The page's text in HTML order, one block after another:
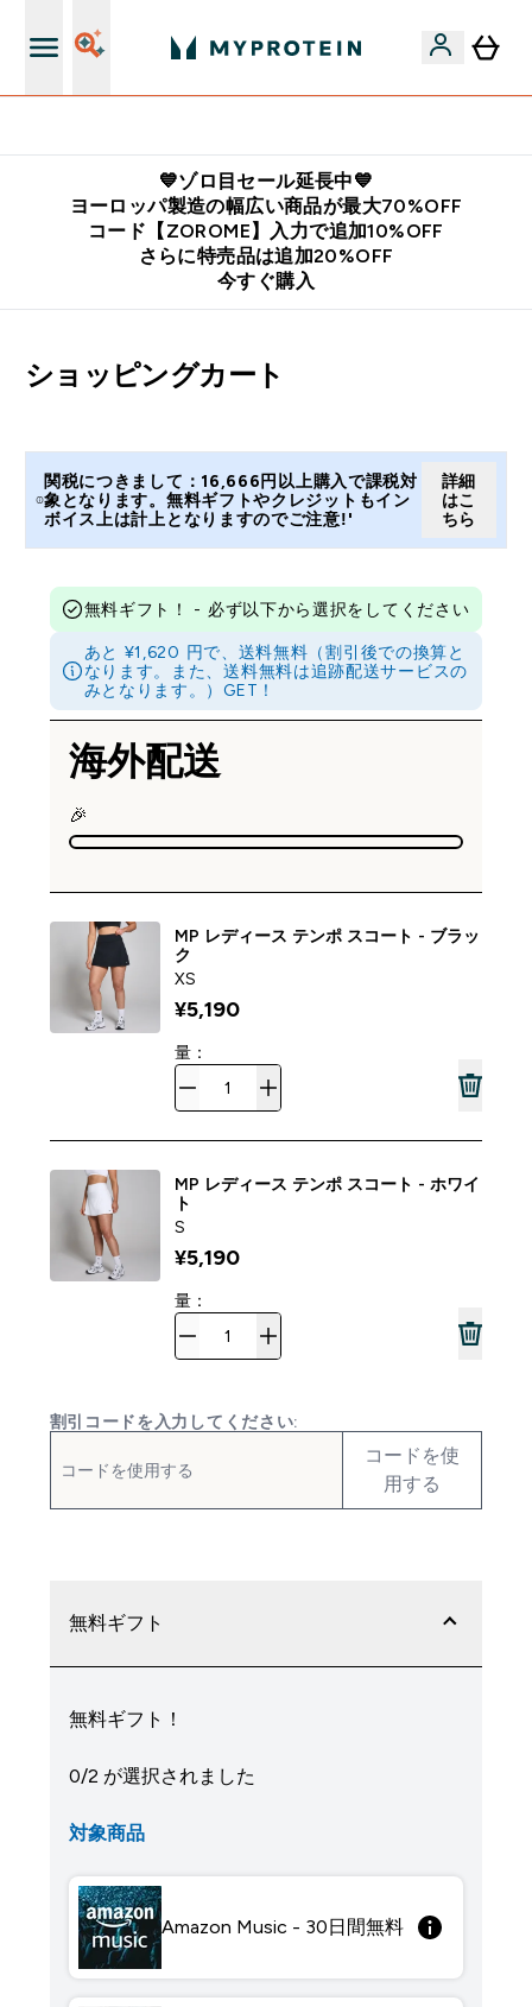
💙ゾロ目セール延長中💙
ヨーロッパ製造の幅広い商品が最大70%OFF
コード【ZOROME】入力で追加10%OFF
さらに特売品は追加20%OFF
今すぐ購入
ショッピングカート
関税につきまして：16,666円以上購入で課税対
象となります。無料ギフトやクレジットもイン
ボイス上は計上となりますのでご注意!'
詳細
はこ
ちら
無料ギフト！ - 必ず以下から選択をしてください
あと ¥1,620 円で、送料無料（割引後での換算と
なります。また、送料無料は追跡配送サービスの
みとなります。）GET！
海外配送
🎉
MP レディース テンポ スコート - ブラッ
ク
XS
¥5,190‎
量：
MP レディース テンポ スコート - ホワイ
ト
S
¥5,190‎
量：
割引コードを入力してください:
コードを使
用する
無料ギフト
無料ギフト！
0/2 が選択されました
対象商品
Amazon Music - 30日間無料